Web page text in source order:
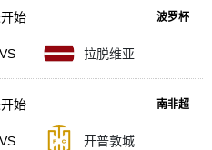
波罗杯
VS 拉脱维亚
始
南非超
VS 开普敦城
始